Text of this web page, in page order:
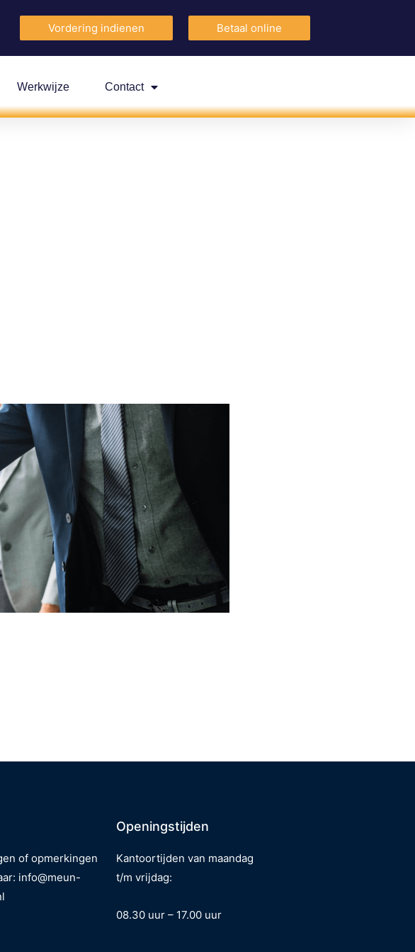
Vordering indienen Betaal online
Werkwijze Contact
of opmerkingen
info@meun-
Openingstijden
Kantoortijden van maandag
t/m vrijdag:
08.30 uur – 17.00 uur